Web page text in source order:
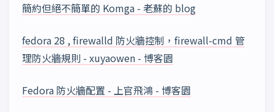
簡約但絕不簡單的 Komga - 老蘇的 blog
fedora 28 , firewalld 防火牆控制，firewall-cmd 管
理防火牆規則 - xuyaowen - 博客園
Fedora 防火牆配置 - 上官飛鴻 - 博客園